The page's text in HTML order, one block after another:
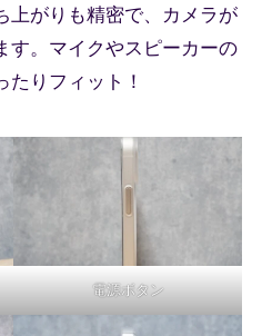
上がりも精密で、カメラが
す。マイクやスピーカーの
たりフィット！
電源ボタン